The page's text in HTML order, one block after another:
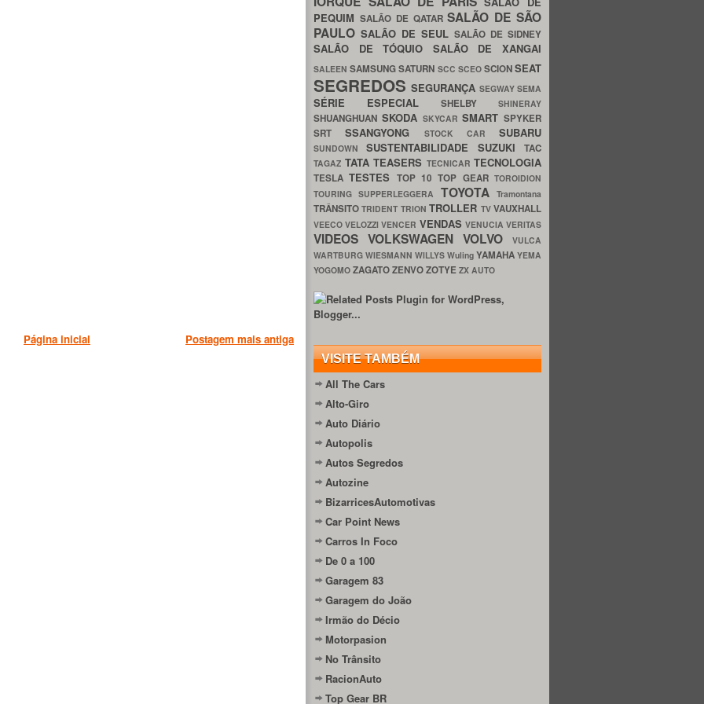
Postagem mais antiga
Página inicial
PEQUIM SALÃO DE QATARSALÃO DE SÃO
PAULO SALÃO DE SEUL SALÃO DE SIDNEY
SALÃO DE TÓQUIO SALÃO DE XANGAI
SALEENSAMSUNGSATURN SCC SCEO SCIONSEAT
SEGREDOSSEGURANÇA SEGWAYSEMA
SÉRIE ESPECIAL SHELBY SHINERAY
SHUANGHUAN SKODA SKYCARSMART SPYKER
SRTSSANGYONG STOCK CAR SUBARU
SUNDOWNSUSTENTABILIDADE SUZUKITAC
TAGAZ TATA TEASERS TECNICAR TECNOLOGIA
TESLATESTES TOP 10TOP GEARTOROIDION
TOURING SUPPERLEGGERA TOYOTATramontana
TRÂNSITOTRIDENT TRIONTROLLER TVVAUXHALL
VEECOVELOZZIVENCER VENDAS VENUCIAVERITAS
VIDEOS VOLKSWAGEN VOLVO
VULCA
WARTBURG WIESMANN WILLYS Wuling YAMAHA YEMA
YOGOMO ZAGATOZENVOZOTYE ZX AUTO
VISITE TAMBÉM
All The Cars
Alto-Giro
Auto Diário
Autopolis
Autos Segredos
Autozine
BizarricesAutomotivas
Car Point News
Carros In Foco
De 0 a 100
Garagem 83
Garagem do João
Irmão do Décio
Motorpasion
No Trânsito
RacionAuto
Top Gear BR